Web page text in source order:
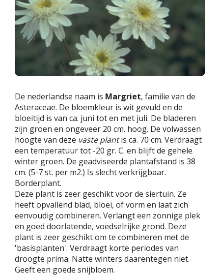
De nederlandse naam is Margriet, familie van de
Asteraceae. De bloemkleur is wit gevuld en de
bloeitijd is van ca. juni tot en met juli. De bladeren
zijn groen en ongeveer 20 cm. hoog. De volwassen
hoogte van deze vaste plantis ca. 70 cm. Verdraagt
een temperatuur tot -20 gr. C. en blijft de gehele
winter groen. De geadviseerde plantafstand is 38
cm. (5-7 st. per m2.) Is slecht verkrijgbaar.
Borderplant.
Deze plant is zeer geschikt voor de siertuin. Ze
heeft opvallend blad, bloei, of vorm en laat zich
eenvoudig combineren. Verlangt een zonnige plek
en goed doorlatende, voedselrijke grond. Deze
plant is zeer geschikt om te combineren met de
'basisplanten'. Verdraagt korte periodes van
droogte prima. Natte winters daarentegen niet.
Geeft een goede snijbloem.